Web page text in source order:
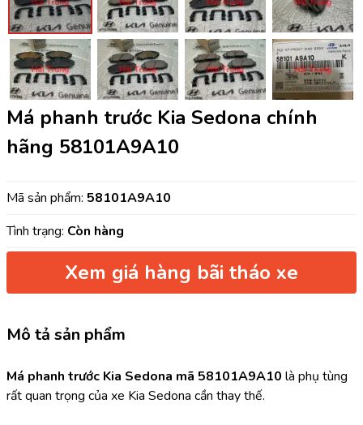
Má phanh trước Kia Sedona chính
hãng 58101A9A10
Mã sản phẩm: 58101A9A10
Tình trạng: Còn hàng
Xem giá hàng bãi tháo xe
Mô tả sản phẩm
Má phanh trước Kia Sedona mã 58101A9A10 là phụ tùng
rất quan trọng của xe Kia Sedona cần thay thế.